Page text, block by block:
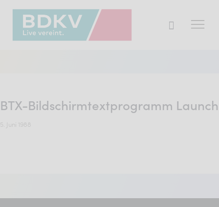
BTX-Bildschirmtextprogramm Launch
5. Juni 1988
Presse
Services